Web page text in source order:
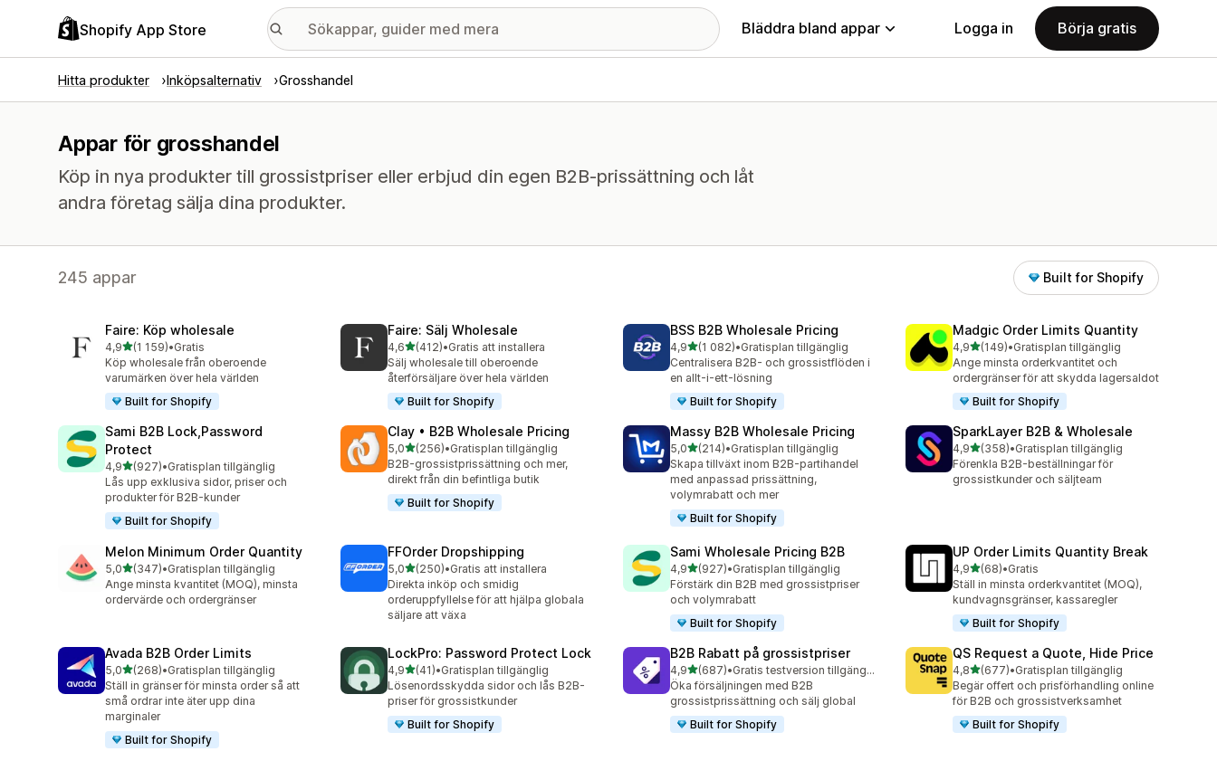
Shopify App Store Bläddra bland appar Logga in Börja gratis
Hitta produkter Inköpsalternativ Grosshandel
Appar för grosshandel
Köp in nya produkter till grossistpriser eller erbjud din egen B2B-prissättning och låt
andra företag sälja dina produkter.
245 appar Built for Shopify
Faire: Köp wholesale
4,9av 5 stjärnor
(1 159)
1159 recensioner totalt
•Gratis
Köp wholesale från oberoende
varumärken över hela världen
Built for Shopify
Faire: Sälj Wholesale
4,6av 5 stjärnor
(412)
412 recensioner totalt
•Gratis att installera
Sälj wholesale till oberoende
återförsäljare över hela världen
Built for Shopify
BSS B2B Wholesale Pricing
4,9av 5 stjärnor
(1 082)
1082 recensioner totalt
•Gratisplan tillgänglig
Centralisera B2B- och grossistflöden i
en allt-i-ett-lösning
Built for Shopify
Madgic Order Limits Quantity
4,9av 5 stjärnor
(149)
149 recensioner totalt
•Gratisplan tillgänglig
Ange minsta orderkvantitet och
ordergränser för att skydda lagersaldot
Built for Shopify
Sami B2B Lock,Password
Protect
4,9av 5 stjärnor
(927)
927 recensioner totalt
•Gratisplan tillgänglig
Lås upp exklusiva sidor, priser och
produkter för B2B-kunder
Built for Shopify
Clay • B2B Wholesale Pricing
5,0av 5 stjärnor
(256)
256 recensioner totalt
•Gratisplan tillgänglig
B2B-grossistprissättning och mer,
direkt från din befintliga butik
Built for Shopify
Massy B2B Wholesale Pricing
5,0av 5 stjärnor
(214)
214 recensioner totalt
•Gratisplan tillgänglig
Skapa tillväxt inom B2B-partihandel
med anpassad prissättning,
volymrabatt och mer
Built for Shopify
SparkLayer B2B & Wholesale
4,9av 5 stjärnor
(358)
358 recensioner totalt
•Gratisplan tillgänglig
Förenkla B2B-beställningar för
grossistkunder och säljteam
Melon Minimum Order Quantity
5,0av 5 stjärnor
(347)
347 recensioner totalt
•Gratisplan tillgänglig
Ange minsta kvantitet (MOQ), minsta
ordervärde och ordergränser
FFOrder Dropshipping
5,0av 5 stjärnor
(250)
250 recensioner totalt
•Gratis att installera
Direkta inköp och smidig
orderuppfyllelse för att hjälpa globala
säljare att växa
Sami Wholesale Pricing B2B
4,9av 5 stjärnor
(927)
927 recensioner totalt
•Gratisplan tillgänglig
Förstärk din B2B med grossistpriser
och volymrabatt
Built for Shopify
UP Order Limits Quantity Break
4,9av 5 stjärnor
(68)
68 recensioner totalt
•Gratis
Ställ in minsta orderkvantitet (MOQ),
kundvagnsgränser, kassaregler
Built for Shopify
Avada B2B Order Limits
5,0av 5 stjärnor
(268)
268 recensioner totalt
•Gratisplan tillgänglig
Ställ in gränser för minsta order så att
små ordrar inte äter upp dina
marginaler
Built for Shopify
LockPro: Password Protect Lock
4,9av 5 stjärnor
(41)
41 recensioner totalt
•Gratisplan tillgänglig
Lösenordsskydda sidor och lås B2B-
priser för grossistkunder
Built for Shopify
B2B Rabatt på grossistpriser
4,9av 5 stjärnor
(687)
687 recensioner totalt
•
Gratis testversion tillgänglig
Öka försäljningen med B2B
grossistprissättning och sälj global
Built for Shopify
QS Request a Quote, Hide Price
4,8av 5 stjärnor
(677)
677 recensioner totalt
•Gratisplan tillgänglig
Begär offert och prisförhandling online
för B2B och grossistverksamhet
Built for Shopify